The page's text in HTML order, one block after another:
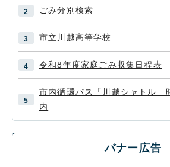
ごみ分別検索
市立川越高等学校
令和8年度家庭ごみ収集日程表
市内循環バス「川越シャトル」
内
バナー広告